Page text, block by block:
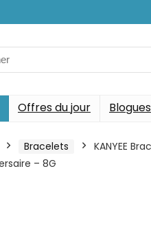
Offres du jour Blogues
Bracelets
KANYEE
– 8G